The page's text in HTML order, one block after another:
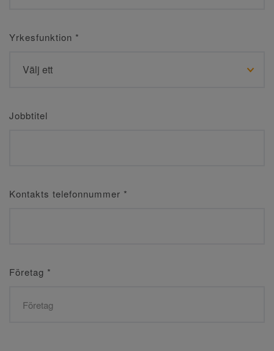
Yrkesfunktion *
Jobbtitel
Kontakts telefonnummer *
Företag *